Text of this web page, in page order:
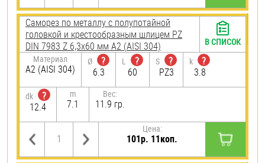
Саморез по металлу с полупотайной
головкой и крестообразным шлицем PZ
DIN 7983 Z 6,3х60 мм А2 (AISI 304)
Материал
А2 (AISI 304)
Ø
?
6.3
L
?
60
S
?
PZ3
k
?
3.8
dk
?
12.4
m
7.1
Вес:
11.9 гр.
Цена:
101р. 11коп.
В СПИСОК